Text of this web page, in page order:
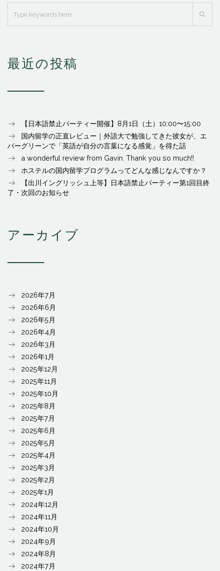
最近の投稿
【日本語禁止パーティー開催】8月1日（土）10:00〜15:00
国内留学の正直レビュー｜外語大で勉強してきた彼女が、エ
バーグリーンで「英語が自分の言葉になる感覚」を得た話
a wonderful review from Gavin. Thank you so much!!
ホステルの国内留学プログラムってどんな感じなんですか？
【出川イングリッシュ上等】日本語禁止パーティー第1回目終
了・次回のお知らせ
アーカイブ
2026年7月
2026年6月
2026年5月
2026年4月
2026年3月
2026年1月
2025年12月
2025年11月
2025年10月
2025年8月
2025年7月
2025年6月
2025年5月
2025年4月
2025年3月
2025年2月
2025年1月
2024年12月
2024年11月
2024年10月
2024年9月
2024年8月
2024年7月